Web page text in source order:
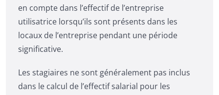
en compte dans l’effectif de l’entreprise
utilisatrice lorsqu’ils sont présents dans les
locaux de l’entreprise pendant une période
significative.
Les stagiaires ne sont généralement pas inclus
dans le calcul de l’effectif salarial pour les